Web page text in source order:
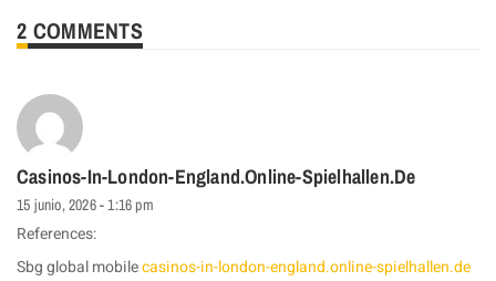
2 COMMENTS
Casinos-In-London-England.online-Spielhallen.de
15 junio, 2026 - 1:16 pm
References:
Sbg global mobilecasinos-in-london-england.online-spielhallen.de